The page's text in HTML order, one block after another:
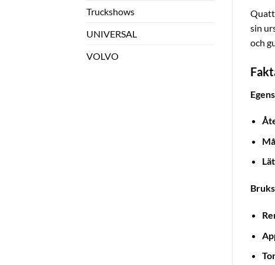
Truckshows
UNIVERSAL
VOLVO
sin
och